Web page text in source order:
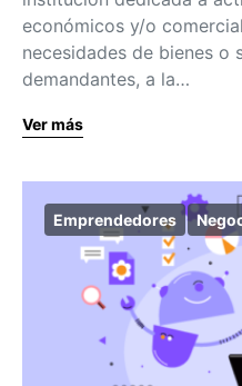
económicos y/o
necesidades de bienes o
demandantes, a la…
Ver más
Emprendedores